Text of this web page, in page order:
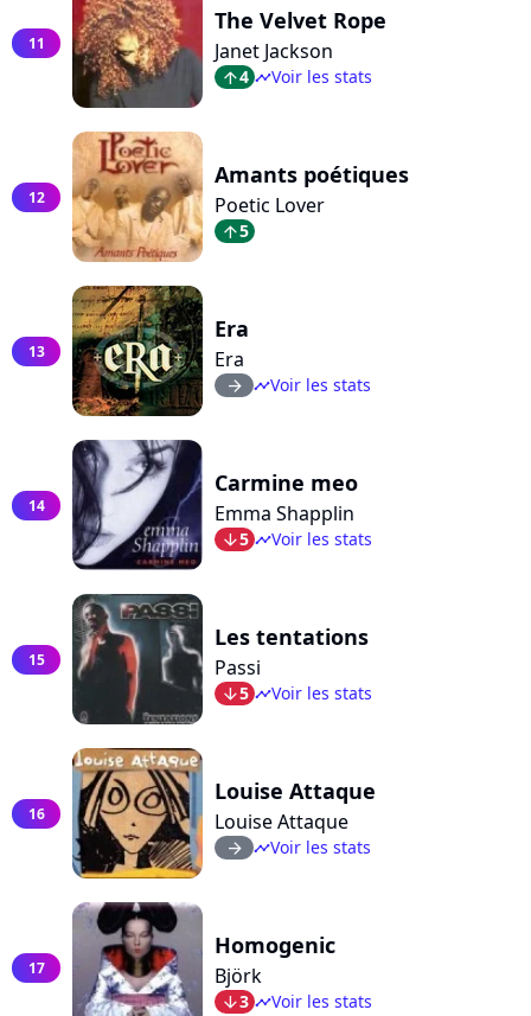
11
The Velvet Rope
Janet Jackson
arrow_top4 timelineVoir les stats
12
Amants poétiques
Poetic Lover
arrow_top5
13
Era
Era
arrow_right timelineVoir les stats
14
Carmine meo
Emma Shapplin
arrow_bot5 timelineVoir les stats
15
Les tentations
Passi
arrow_bot5 timelineVoir les stats
16
Louise Attaque
Louise Attaque
arrow_right timelineVoir les stats
17
Homogenic
Björk
arrow_bot3 timelineVoir les stats